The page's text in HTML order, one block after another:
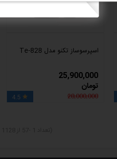
اسپرسوساز تکنو مدل Te-828
25,900,000
تومان
28,000,000

4.5